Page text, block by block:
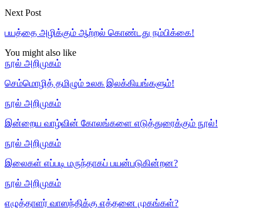
Next Post
பயத்தை அழிக்கும் ஆற்றல் கொண்டது நம்பிக்கை!
You might also like
நூல் அறிமுகம்
செம்மொழித் தமிழும் உலக இலக்கியங்களும்!
நூல் அறிமுகம்
இன்றைய வாழ்வின் கோலங்களை எடுத்துரைக்கும் நூல்!
நூல் அறிமுகம்
இலைகள் எப்படி மருந்தாகப் பயன்படுகின்றன?
நூல் அறிமுகம்
எழுத்தாளர் வாஸந்திக்கு எத்தனை முகங்கள்?